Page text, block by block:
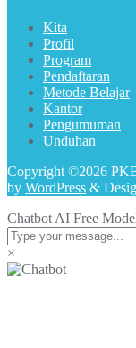
Kita
Profil
Program
Pendaftaran
Metode Belajar
Kantor
Pengumuman
Unduhan
Copyright ©2026
by WordPress &
Chatbot AI Free
×